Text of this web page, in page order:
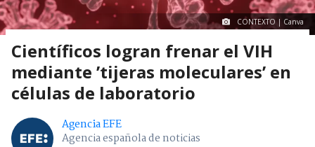
CONTEXTO | Canva
Científicos logran frenar el VIH
mediante ’tijeras moleculares’ en
células de laboratorio
Agencia EFE
Agencia española de noticias